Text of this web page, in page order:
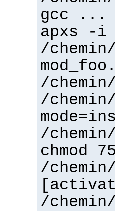
gcc ...
apxs -i
/
/
/
/
chmod
/
/